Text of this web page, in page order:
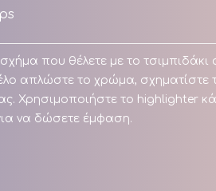
που θέλετε με το
απλώστε το χρώμα, σχηματίστε
Χρησιμοποιήστε το highlighter
να δώσετε έμφαση.